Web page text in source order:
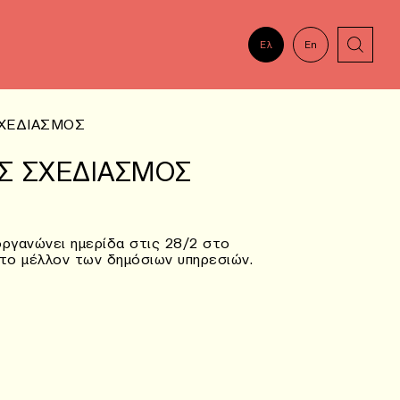
Ελ En
ΣΧΕΔΙΑΣΜΟΣ
ημερίδα στις 28/2 στο
μέλλον των δημόσιων υπηρεσιών.